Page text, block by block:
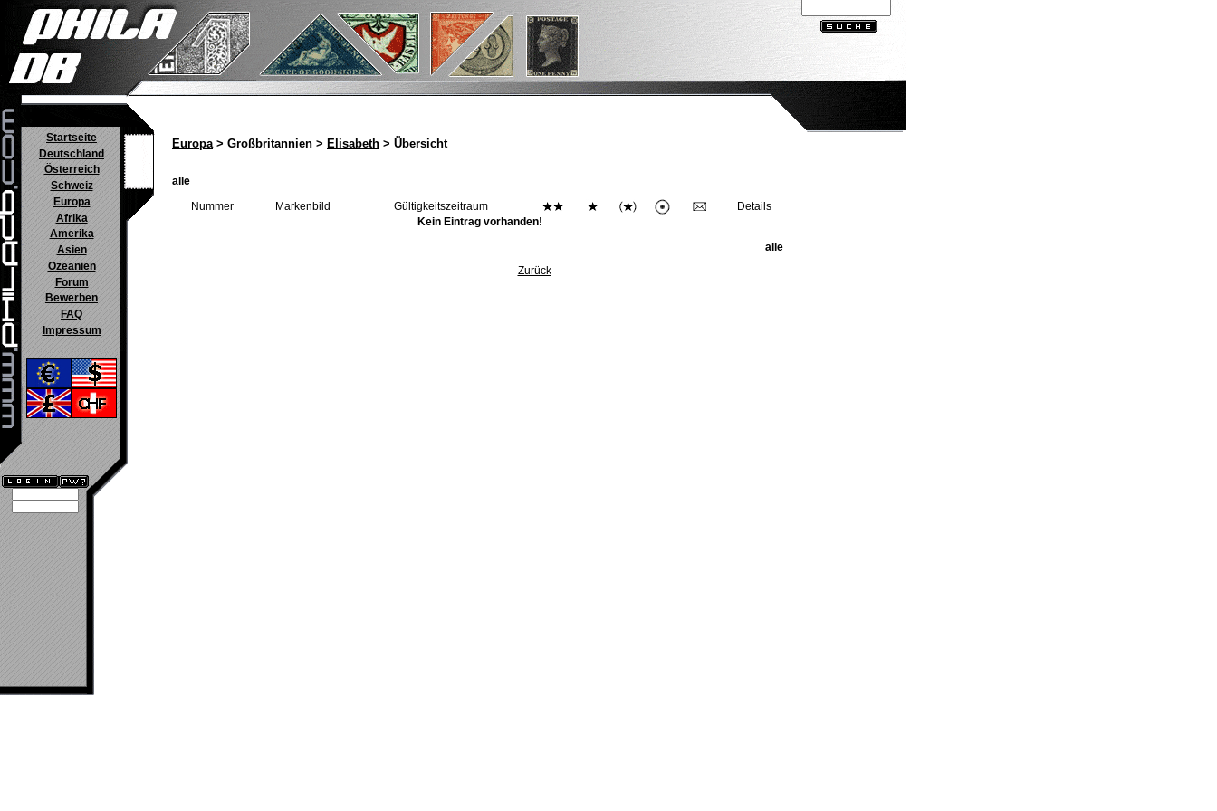
Startseite
Deutschland
Österreich
Schweiz
Europa
Afrika
Amerika
Asien
Ozeanien
Forum
Bewerben
FAQ
Impressum
Europa> Großbritannien > Elisabeth > Übersicht
alle
Nummer Markenbild Gültigkeitszeitraum
Details
Kein Eintrag vorhanden!
alle
Zurück